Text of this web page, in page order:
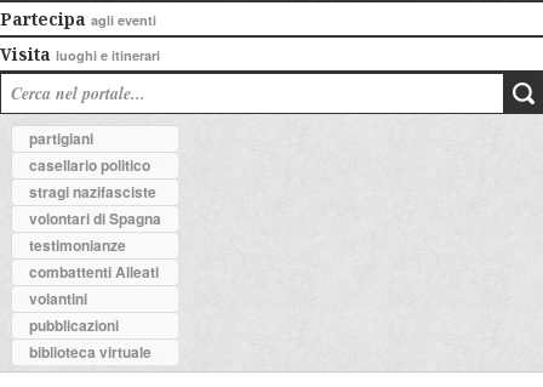
Partecipa agli eventi
Visita luoghi e itinerari
partigiani
casellario politico
stragi nazifasciste
volontari di Spagna
testimonianze
combattenti Alleati
volantini
pubblicazioni
biblioteca virtuale